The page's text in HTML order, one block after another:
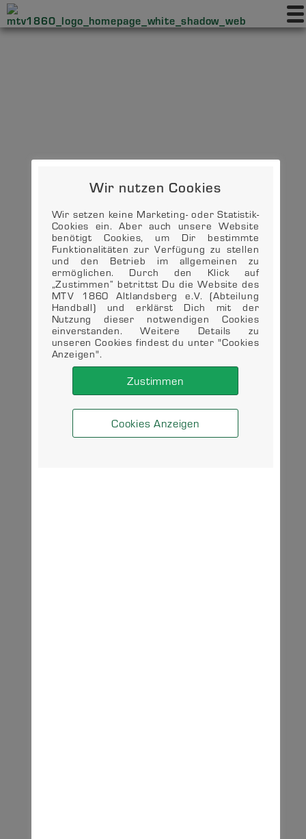
Wir nutzen Cookies
Wir setzen keine Marketing- oder Statistik-
Cookies ein. Aber auch unsere Website
benötigt Cookies, um Dir bestimmte
Funktionalitäten zur Verfügung zu stellen
und den Betrieb im allgemeinen zu
ermöglichen. Durch den Klick auf
„Zustimmen“ betrittst Du die Website des
MTV 1860 Altlandsberg e.V. (Abteilung
Handball) und erklärst Dich mit der
Nutzung dieser notwendigen Cookies
einverstanden. Weitere Details zu
unseren Cookies findest du unter "Cookies
Anzeigen".
Cookies Anzeigen
Zustimmen